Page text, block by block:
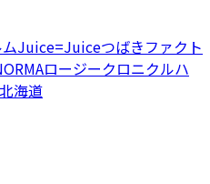
Juice=Juiceつばきファクト
ロージークロニクルハ
海道